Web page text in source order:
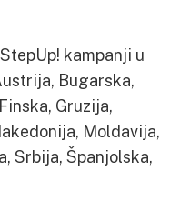
kampanji u
Bugarska,
Gruzija,
Moldavija,
Srbija, Španjolska,